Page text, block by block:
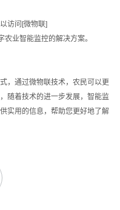
访问[微物联]
业智能监控的解决方案。
，通过微物联技术，农民可以更
随着技术的进一步发展，智能监
实用的信息，帮助您更好地了解